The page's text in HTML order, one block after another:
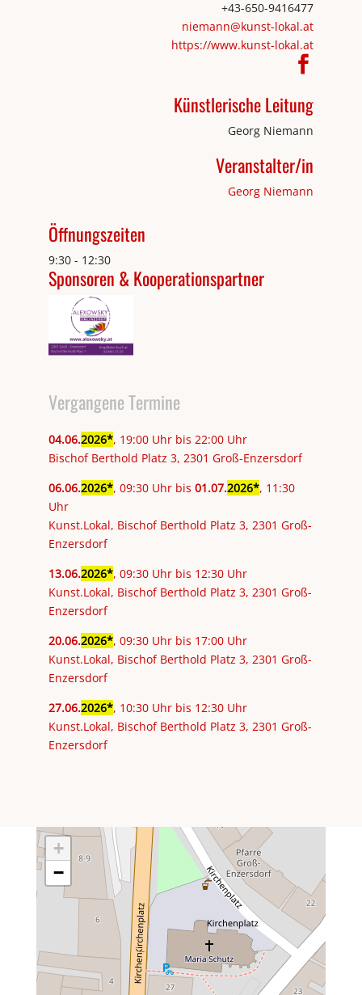
+43-650-9416477
niemann@kunst-lokal.at
https://www.kunst-lokal.at
Künstlerische Leitung
Georg Niemann
Veranstalter/in
Georg Niemann
Öffnungszeiten
9:30 - 12:30
Sponsoren & Kooperationspartner
Vergangene Termine
04.06.2026 , 19:00 Uhr bis 22:00 Uhr
Bischof Berthold Platz 3, 2301 Groß-Enzersdorf
06.06.2026 , 09:30 Uhr bis 01.07.2026 , 11:30
Uhr
Kunst.Lokal, Bischof Berthold Platz 3, 2301 Groß-
Enzersdorf
13.06.2026 , 09:30 Uhr bis 12:30 Uhr
Kunst.Lokal, Bischof Berthold Platz 3, 2301 Groß-
Enzersdorf
20.06.2026 , 09:30 Uhr bis 17:00 Uhr
Kunst.Lokal, Bischof Berthold Platz 3, 2301 Groß-
Enzersdorf
27.06.2026 , 10:30 Uhr bis 12:30 Uhr
Kunst.Lokal, Bischof Berthold Platz 3, 2301 Groß-
Enzersdorf
+
−